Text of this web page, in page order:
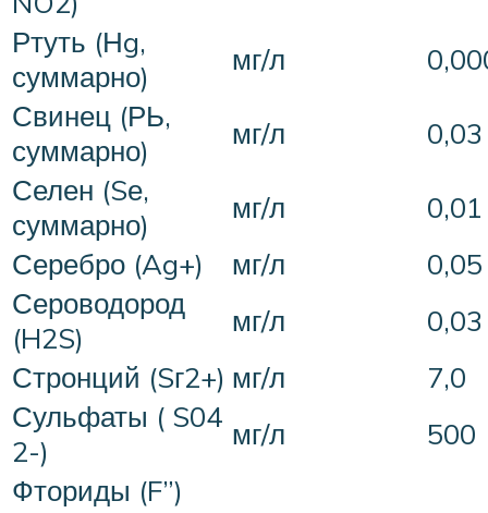
Ртуть (Нg,
суммарно)
мг/л
Свинец (РЬ,
суммарно)
мг/л
0,03
Селен (Sе,
суммарно)
мг/л
0,01
Серебро (Ag+)
мг/л
0,05
Сероводород
(H2S)
мг/л
0,03
Стронций (Sг2+) мг/л
7,0
Сульфаты ( S04
2-)
мг/л
500
Фториды (F”)